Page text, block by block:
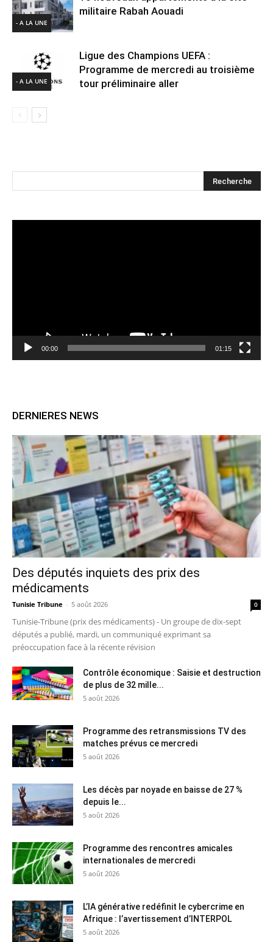
- A LA UNE
militaire Rabah Aouadi
- A LA UNE
Ligue des Champions UEFA :
Programme de mercredi au troisième
tour préliminaire aller
00:00 01:15
DERNIERES NEWS
Des députés inquiets des prix des
médicaments
Tunisie Tribune - 5 août 2026 0
Tunisie-Tribune (prix des médicaments) - Un groupe de dix-sept
députés a publié, mardi, un communiqué exprimant sa
préoccupation face à la récente révision
Contrôle économique : Saisie et destruction
de plus de 32 mille...
5 août 2026
Programme des retransmissions TV des
matches prévus ce mercredi
5 août 2026
Les décès par noyade en baisse de 27 %
depuis le...
5 août 2026
Programme des rencontres amicales
internationales de mercredi
5 août 2026
L’IA générative redéfinit le cybercrime en
Afrique : l’avertissement d’INTERPOL
5 août 2026